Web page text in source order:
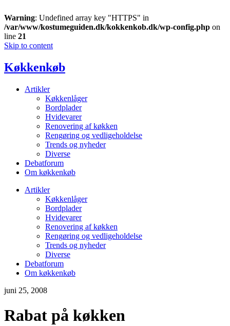
Warning: Undefined array key "HTTPS" in
/var/www/kostumeguiden.dk/kokkenkob.dk/wp-config.php on
line 21
Skip to content
Køkkenkøb
Artikler
Køkkenlåger
Bordplader
Hvidevarer
Renovering af køkken
Rengøring og vedligeholdelse
Trends og nyheder
Diverse
Debatforum
Om køkkenkøb
Artikler
Køkkenlåger
Bordplader
Hvidevarer
Renovering af køkken
Rengøring og vedligeholdelse
Trends og nyheder
Diverse
Debatforum
Om køkkenkøb
juni 25, 2008
Rabat på køkken